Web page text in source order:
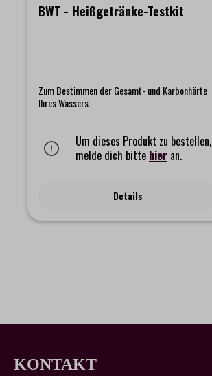
BWT - Heißgetränke-Testkit
Zum Bestimmen der Gesamt- und Karbonhärte
Ihres Wassers.
Um dieses Produkt zu bestellen,
melde dich bitte hier an.
Details
KONTAKT